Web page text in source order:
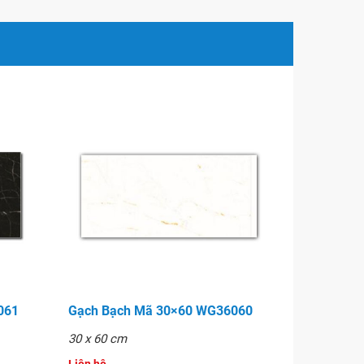
Gạch Bạch Mã 30×60 WG36060
30 x 60 cm